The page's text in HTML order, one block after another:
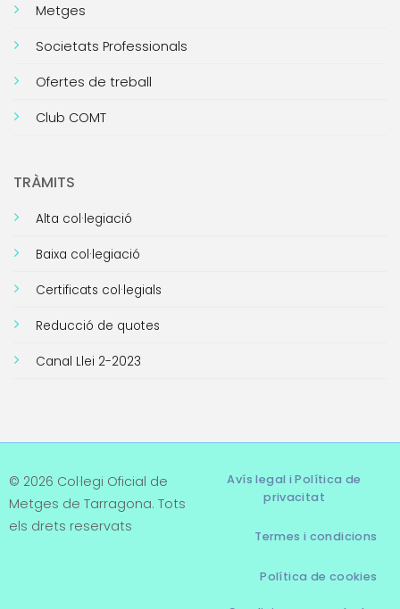
Metges
Societats Professionals
Ofertes de treball
Club COMT
TRÀMITS
Alta col·legiació
Baixa col·legiació
Certificats col·legials
Reducció de quotes
Canal Llei 2-2023
© 2026 Col·legi Oficial de
Metges de Tarragona. Tots
els drets reservats
Avís legal i Política de
privacitat
Termes i condicions
Política de cookies